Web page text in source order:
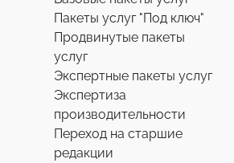
Пакеты услуг "Под ключ"
Продвинутые пакеты
услуг
Экспертные пакеты услуг
Экспертиза
производительности
Переход на старшие
редакции